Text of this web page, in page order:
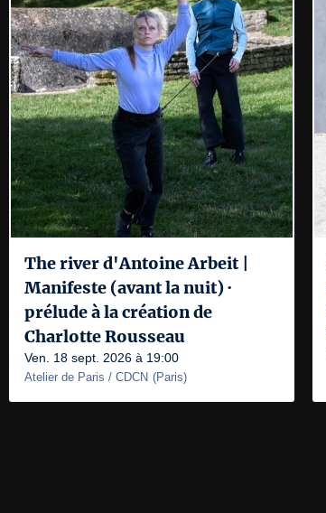
The river d'Antoine Arbeit |
Manifeste (avant la nuit) ·
prélude à la création de
Charlotte Rousseau
Ven. 18 sept. 2026 à 19:00
Atelier de Paris / CDCN (Paris)